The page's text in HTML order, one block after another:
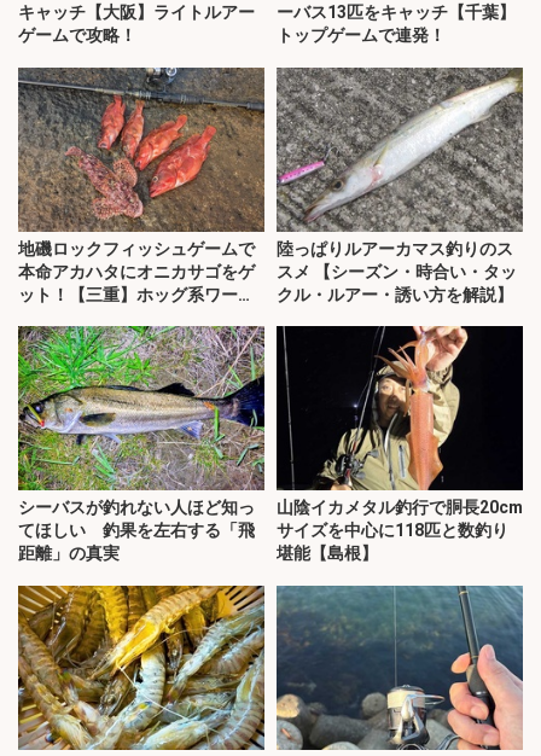
キャッチ【大阪】ライトルアー
ゲームで攻略！
ーバス13匹をキャッチ【千葉】
トップゲームで連発！
地磯ロックフィッシュゲームで
本命アカハタにオニカサゴをゲ
ット！【三重】ホッグ系ワーム
陸っぱりルアーカマス釣りのス
スメ 【シーズン・時合い・タッ
クル・ルアー・誘い方を解説】
シーバスが釣れない人ほど知っ
てほしい 釣果を左右する「飛
距離」の真実
山陰イカメタル釣行で胴長20cm
サイズを中心に118匹と数釣り
堪能【島根】